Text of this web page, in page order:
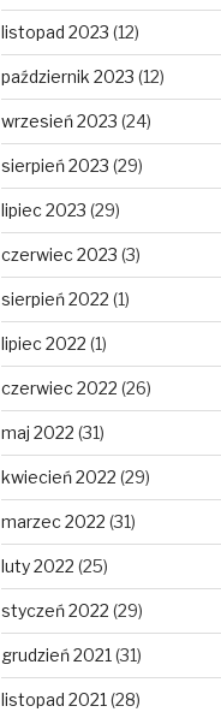
listopad 2023 (12)
październik 2023 (12)
wrzesień 2023 (24)
sierpień 2023 (29)
lipiec 2023 (29)
czerwiec 2023 (3)
sierpień 2022 (1)
lipiec 2022 (1)
czerwiec 2022 (26)
maj 2022 (31)
kwiecień 2022 (29)
marzec 2022 (31)
luty 2022 (25)
styczeń 2022 (29)
grudzień 2021 (31)
listopad 2021 (28)